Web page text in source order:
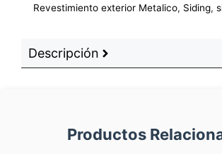
Revestimiento exterior Metalico, Siding,
Descripción
Productos